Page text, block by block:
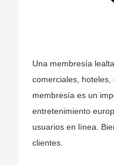
Una membresía
comerciales,
membresía es un
entretenimiento
usuarios en línea.
clientes.